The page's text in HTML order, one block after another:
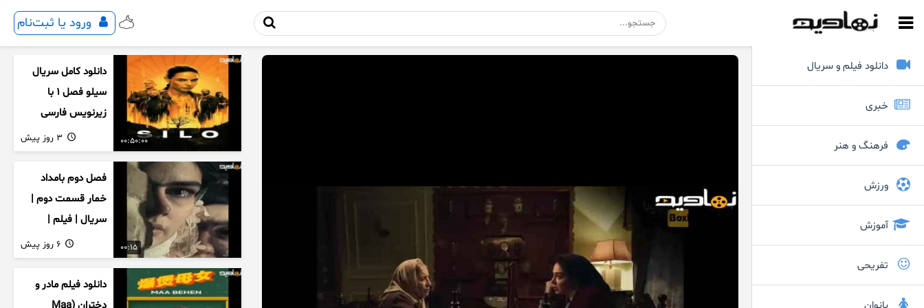
ورود یا ثبت‌نام
دانلود فیلم و سریال
خبری
فرهنگ و هنر
ورزش
آموزش
تفریحی
00:50:00
دانلود کامل سریال
سیلو فصل ۱ با
زیرنویس فارسی
00:15
فصل دوم بامداد
خمار قسمت دوم |
سریال | فیلم |
نمایش خانگی |
محبوبه | سینمایی
دانلود فیلم مادر و